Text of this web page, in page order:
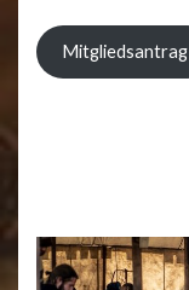
Mitgliedsantrag